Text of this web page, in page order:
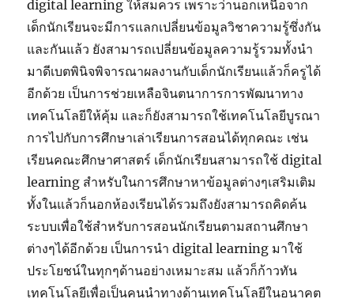
digital learning ให้สมควร เพราะว่านอกเหนือจาก
เด็กนักเรียนจะมีการแลกเปลี่ยนข้อมูลวิชาความรู้ซึ่งกัน
และกันแล้ว ยังสามารถเปลี่ยนข้อมูลความรู้รวมทั้งนำ
มาดีเบตพินิจพิจารณาผลงานกับเด็กนักเรียนแล้วก็ครูได้
อีกด้วย เป็นการช่วยเหลือจินตนาการการพัฒนาทาง
เทคโนโลยีให้คุ้ม และก็ยังสามารถใช้เทคโนโลยีบูรณา
การไปกับการศึกษาเล่าเรียนการสอนได้ทุกคณะ เช่น
เรียนคณะศึกษาศาสตร์ เด็กนักเรียนสามารถใช้ digital
learning สำหรับในการศึกษาหาข้อมูลต่างๆเสริมเติม
ทั้งในแล้วก็นอกห้องเรียนได้รวมถึงยังสามารถคิดค้น
ระบบเพื่อใช้สำหรับการสอนนักเรียนตามสถานศึกษา
ต่างๆได้อีกด้วย เป็นการนำ digital learning มาใช้
ประโยชน์ในทุกๆด้านอย่างเหมาะสม แล้วก็ก้าวทัน
เทคโนโลยีเพื่อเป็นคนนำทางด้านเทคโนโลยีในอนาคต